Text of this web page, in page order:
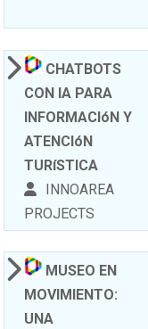
CHATBOTS
CON IA PARA
INFORMACIóN Y
ATENCIóN
TURíSTICA
INNOAREA
PROJECTS
MUSEO EN
MOVIMIENTO:
UNA